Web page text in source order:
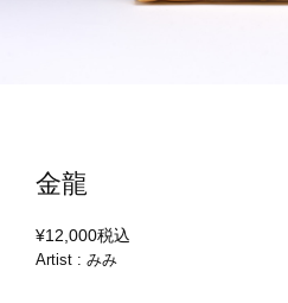
金龍
¥12,000税込
Artist : みみ